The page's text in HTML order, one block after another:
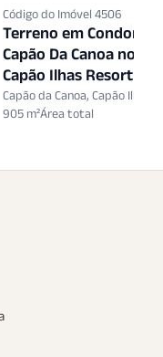
Código do Imóvel 4506
Terreno em
Capão Da Canoa no
Capão Ilhas Resort
Capão da Canoa, Capão Ilhas
905 m²